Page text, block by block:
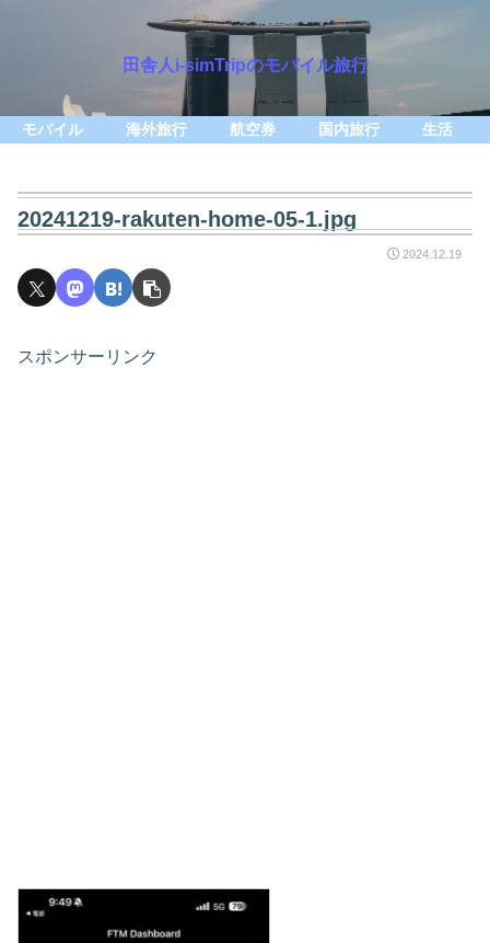
田舎人i-simTripのモバイル旅行
モバイル 海外旅行 航空券 国内旅行 生活
20241219-rakuten-home-05-1.jpg
2024.12.19
スポンサーリンク